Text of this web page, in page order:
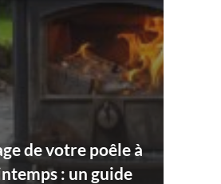
de votre poêle à
: un guide